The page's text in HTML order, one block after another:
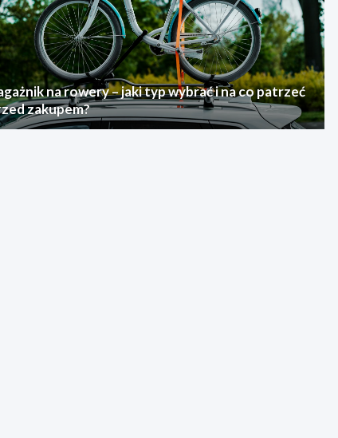
na rowery – jaki typ wybrać i na co patrzeć
zakupem?